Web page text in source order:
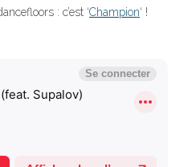
: c’est ‘Champion‘ !